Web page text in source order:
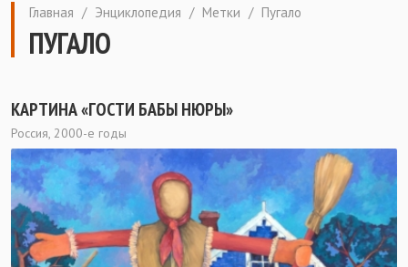
Главная / Энциклопедия / Метки / Пугало
ПУГАЛО
КАРТИНА «ГОСТИ БАБЫ НЮРЫ»
Россия, 2000-е годы